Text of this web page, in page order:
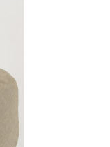
y web en
que